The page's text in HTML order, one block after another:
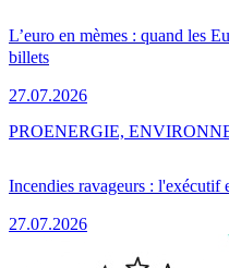
L’euro en mèmes : quand les
billets
27.07.2026
Incendies ravageurs : l'exécutif
27.07.2026
PROENERGIE,